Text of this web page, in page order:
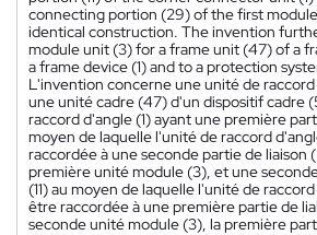
connecting portion (29) of the first
identical construction. The invention
module unit (3) for a frame unit (47) of a
a frame device (1) and to a protection
L'invention concerne une unité de raccord
une unité cadre (47) d'un dispositif cadre
raccord d'angle (1) ayant une première
moyen de laquelle l'unité de raccord
raccordée à une seconde partie de liaison
première unité module (3), et une
(11) au moyen de laquelle l'unité de
être raccordée à une première partie de
seconde unité module (3), la première